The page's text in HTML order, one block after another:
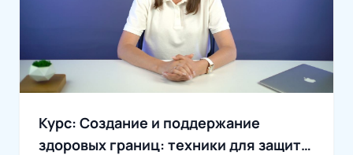
Курс: Создание и поддержание
здоровых границ: техники для защиты